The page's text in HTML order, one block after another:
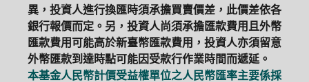
異，投資人進行換匯時須承擔買賣價差，此價差依各
銀行報價而定。另，投資人尚須承擔匯款費用且外幣
匯款費用可能高於新臺幣匯款費用，投資人亦須留意
外幣匯款到達時點可能因受款行作業時間而遞延。
本基金人民幣計價受益權單位之人民幣匯率主要係採